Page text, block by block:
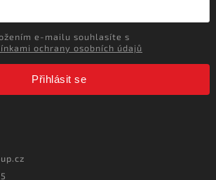
ochrany osobních údajů
Přihlásit se